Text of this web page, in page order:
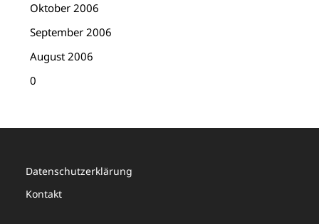
Oktober 2006
September 2006
August 2006
0
Datenschutzerklärung
Kontakt